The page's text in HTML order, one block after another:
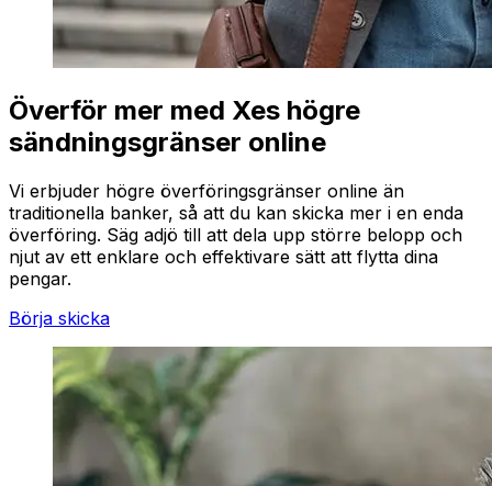
Överför mer med Xes högre
sändningsgränser online
Vi erbjuder högre överföringsgränser online än
traditionella banker, så att du kan skicka mer i en enda
överföring. Säg adjö till att dela upp större belopp och
njut av ett enklare och effektivare sätt att flytta dina
pengar.
Börja skicka